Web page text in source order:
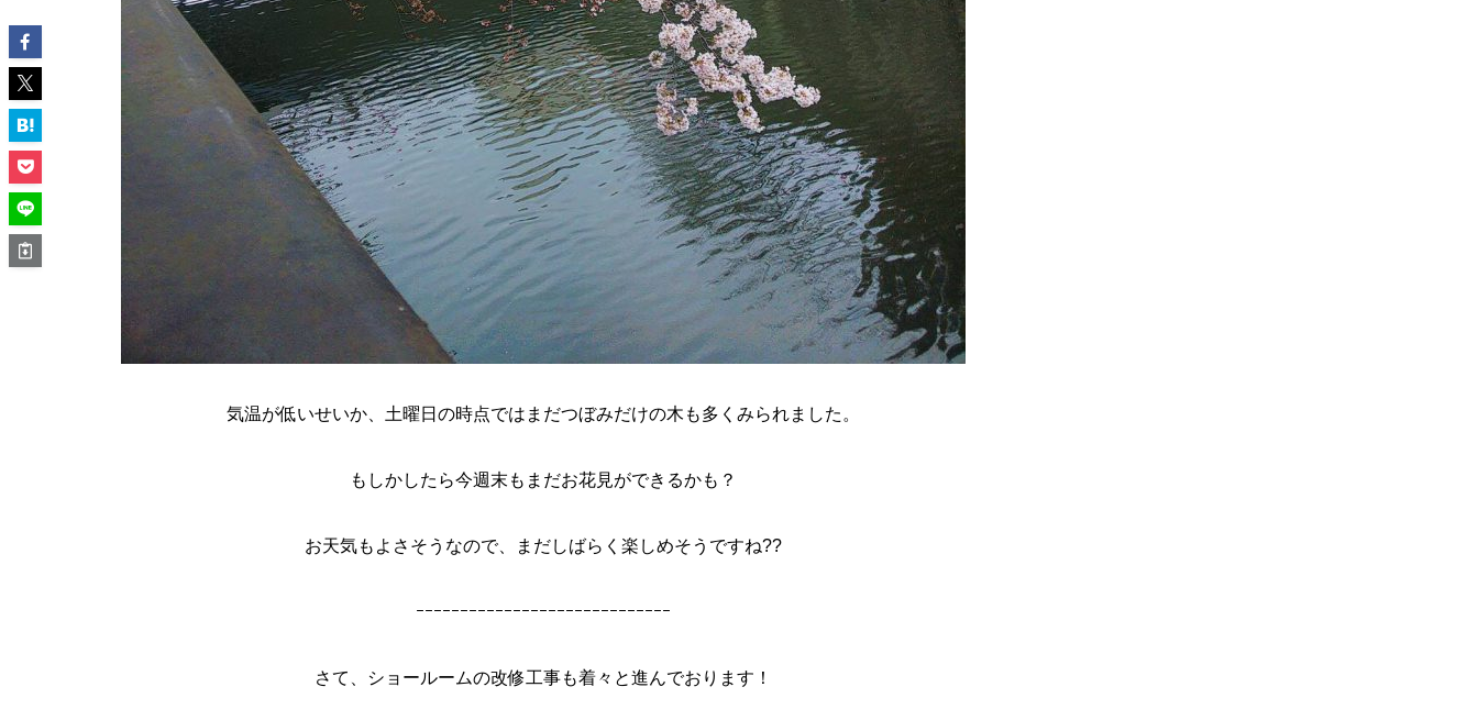
気温が低いせいか、土曜日の時点ではまだつぼみだけの木も多くみられました。
もしかしたら今週末もまだお花見ができるかも？
お天気もよさそうなので、まだしばらく楽しめそうですね??
ｰｰｰｰｰｰｰｰｰｰｰｰｰｰｰｰｰｰｰｰｰｰｰｰｰｰｰｰｰ
さて、ショールームの改修工事も着々と進んでおります！